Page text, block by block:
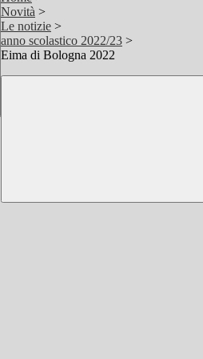
Novità >
Le notizie >
anno scolastico 2022/23 >
Eima di Bologna 2022